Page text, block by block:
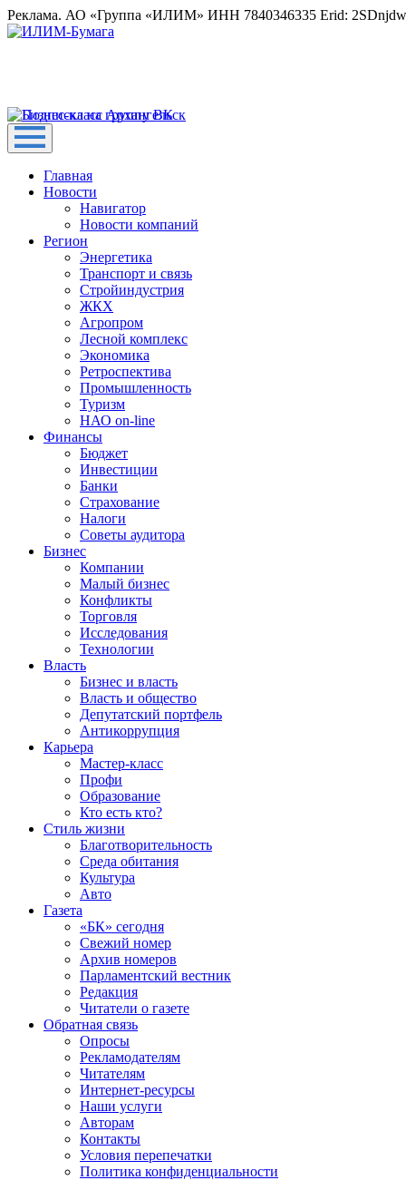
Реклама. АО «Группа «ИЛИМ» ИНН 7840346335 Erid:
Главная
Новости
Навигатор
Новости компаний
Регион
Энергетика
Транспорт и связь
Стройиндустрия
ЖКХ
Агропром
Лесной комплекс
Экономика
Ретроспектива
Промышленность
Туризм
НАО on-line
Финансы
Бюджет
Инвестиции
Банки
Страхование
Налоги
Советы аудитора
Бизнес
Компании
Малый бизнес
Конфликты
Торговля
Исследования
Технологии
Власть
Бизнес и власть
Власть и общество
Депутатский портфель
Антикоррупция
Карьера
Мастер-класс
Профи
Образование
Кто есть кто?
Стиль жизни
Благотворительность
Среда обитания
Культура
Авто
Газета
«БК» сегодня
Свежий номер
Архив номеров
Парламентский вестник
Редакция
Читатели о газете
Обратная связь
Опросы
Рекламодателям
Читателям
Интернет-ресурсы
Наши услуги
Авторам
Контакты
Условия перепечатки
Политика конфиденциальности